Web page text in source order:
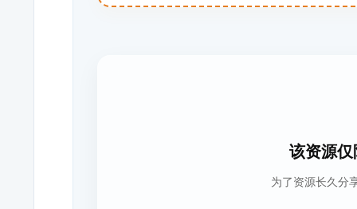
该资源
为了资源长久分